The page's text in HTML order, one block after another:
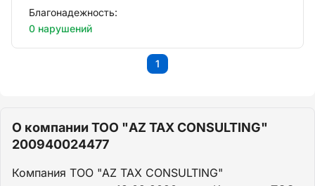
Благонадежность:
0 нарушений
1
О компании ТОО "AZ TAX CONSULTING"
200940024477
Компания ТОО "AZ TAX CONSULTING"